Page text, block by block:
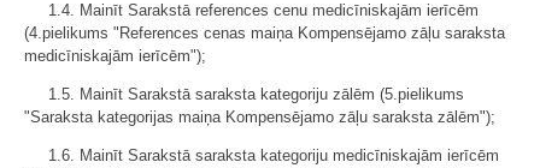
1.4. Mainīt Sarakstā references cenu medicīniskajām ierīcēm
(4.pielikums "References cenas maiņa Kompensējamo zāļu saraksta
medicīniskajām ierīcēm");
1.5. Mainīt Sarakstā saraksta kategoriju zālēm (5.pielikums
"Saraksta kategorijas maiņa Kompensējamo zāļu saraksta zālēm");
1.6. Mainīt Sarakstā saraksta kategoriju medicīniskajām ierīcēm